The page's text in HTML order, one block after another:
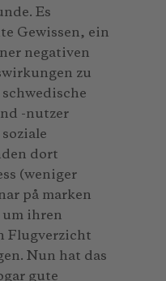
Es
Gewissen, ein
negativen
zu
-nutzer
dort
(weniger
på marken
um ihren
Flugverzicht
Nun hat das
gute